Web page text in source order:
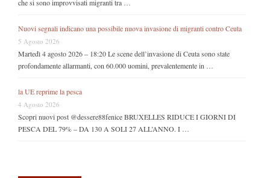
che si sono improvvisati migranti tra …
Nuovi segnali indicano una possibile nuova invasione di migranti contro Ceuta
5 Agosto 2026
Martedì 4 agosto 2026 – 18:20 Le scene dell’invasione di Ceuta sono state
profondamente allarmanti, con 60.000 uomini, prevalentemente in …
la UE reprime la pesca
4 Agosto 2026
Scopri nuovi post @dessere88fenice BRUXELLES RIDUCE I GIORNI DI
PESCA DEL 79% – DA 130 A SOLI 27 ALL’ANNO. I …